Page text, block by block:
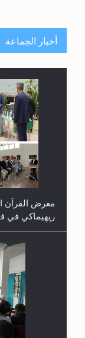
أخبار الجماعة
معرض القرآن
ريهيماكي في